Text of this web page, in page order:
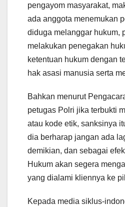
pengayom masyarakat,
ada anggota menemukan
diduga melanggar hukum,
melakukan penegakan
ketentuan hukum dengan
hak asasi manusia serta
Bahkan menurut
petugas Polri jika terbukti
atau kode etik, sanksinya
dia berharap jangan ada
demikian, dan sebagai
Hukum akan segera
yang dialami kliennya ke
Kepada media siklus-